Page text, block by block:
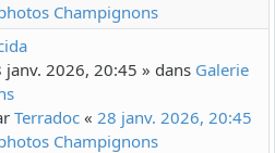
Champignons
janv. 2026, 20:45 » dans Galerie
Terradoc « 28 janv. 2026, 20:45
Champignons